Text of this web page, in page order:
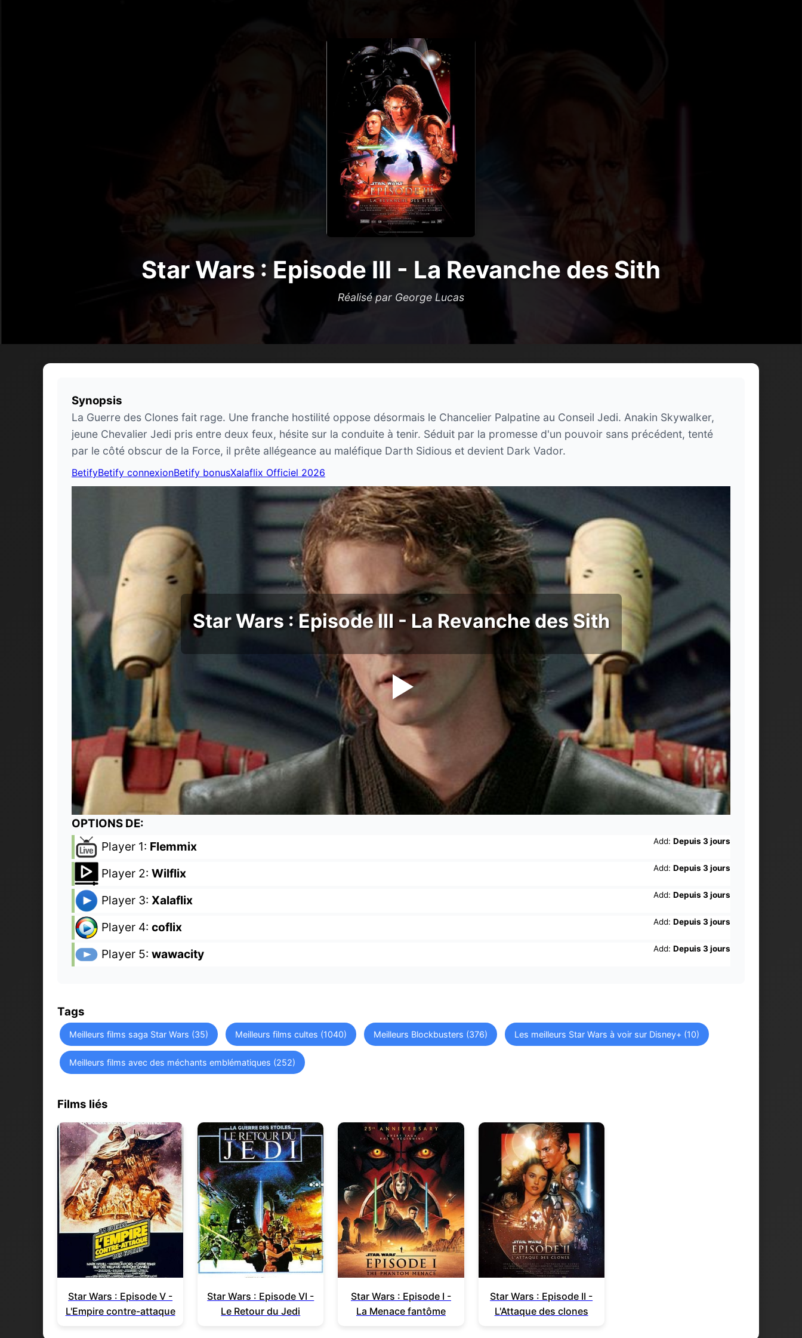
Star Wars : Episode III - La Revanche des Sith
Réalisé par George Lucas
Synopsis
La Guerre des Clones fait rage. Une franche hostilité oppose désormais le Chancelier Palpatine au Conseil Jedi. Anakin Skywalker,
jeune Chevalier Jedi pris entre deux feux, hésite sur la conduite à tenir. Séduit par la promesse d'un pouvoir sans précédent, tenté
par le côté obscur de la Force, il prête allégeance au maléfique Darth Sidious et devient Dark Vador.
BetifyBetify connexionBetify bonusXalaflix Officiel 2026
Star Wars : Episode III - La Revanche des Sith
OPTIONS DE:
Player 1: Flemmix Add: Depuis 3 jours
Player 2: Wilflix Add: Depuis 3 jours
Player 3: Xalaflix Add: Depuis 3 jours
Player 4: coflix Add: Depuis 3 jours
Player 5: wawacity Add: Depuis 3 jours
Tags
Meilleurs films saga Star Wars (35) Meilleurs films cultes (1040) Meilleurs Blockbusters (376) Les meilleurs Star Wars à voir sur Disney+ (10)
Meilleurs films avec des méchants emblématiques (252)
Films liés
Star Wars : Episode V -
L'Empire contre-attaque
Star Wars : Episode VI -
Le Retour du Jedi
Star Wars : Episode I -
La Menace fantôme
Star Wars : Episode II -
L'Attaque des clones